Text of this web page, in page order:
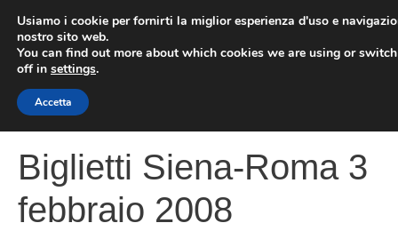
contenuto
Biglietti Siena-Roma 3
febbraio 2008
Usiamo i cookie per fornirti la miglior esperienza d'uso e
nostro sito web.
You can find out more about which cookies we are using or
off in settings.
Accetta